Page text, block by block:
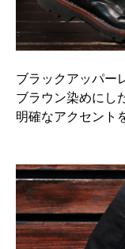
ブラックアッパー
ブラウン染めにし
明確なアクセント